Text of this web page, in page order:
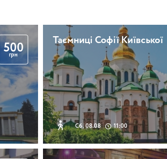
500
грн
Таємниці Софії Київської
Сб, 08.08 11:00